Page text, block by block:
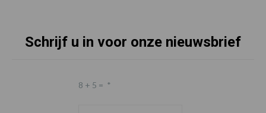
Schrijf u in voor onze nieuwsbrief
8 + 5 = *